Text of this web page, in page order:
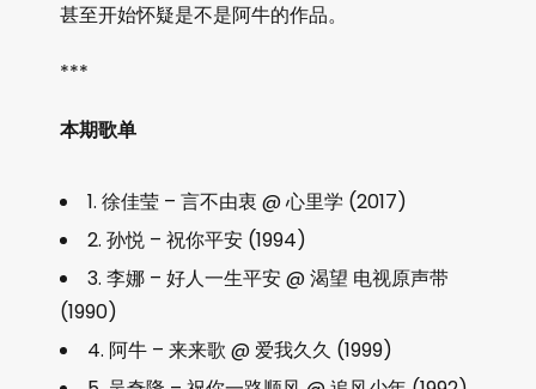
甚至开始怀疑是不是阿牛的作品。
***
本期歌单
1. 徐佳莹 – 言不由衷 @ 心里学 (2017)
2. 孙悦 – 祝你平安 (1994)
3. 李娜 – 好人一生平安 @ 渴望 电视原声带
(1990)
4. 阿牛 – 来来歌 @ 爱我久久 (1999)